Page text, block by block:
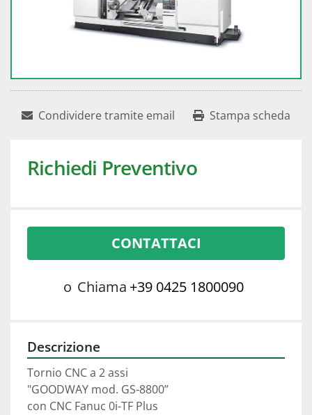
Condividere tramite email Stampa scheda
Richiedi Preventivo
CONTATTACI
o Chiama +39 0425 1800090
Descrizione
Tornio CNC a 2 assi
"GOODWAY mod. GS-8800”
con CNC Fanuc 0i-TF Plus